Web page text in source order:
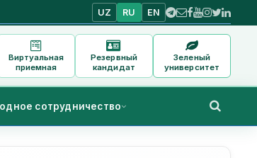
UZ RU EN
Виртуальная
приемная
Резервный
кандидат
Зеленый
университет
сотрудничество